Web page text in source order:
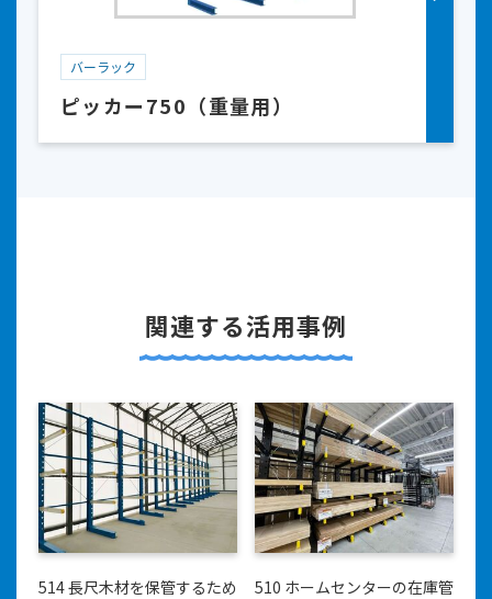
バーラック
ピッカー750（重量用）
関連する活用事例
514 長尺木材を保管するため
510 ホームセンターの在庫管